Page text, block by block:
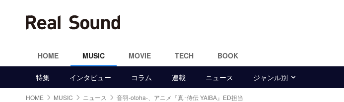
HOME MUSIC MOVIE TECH BOOK
特集 インタビュー コラム 連載 ニュース ジャンル別
HOME MUSIC ニュース 音羽-otoha-、アニメ『真･侍伝 YAIBA』ED担当